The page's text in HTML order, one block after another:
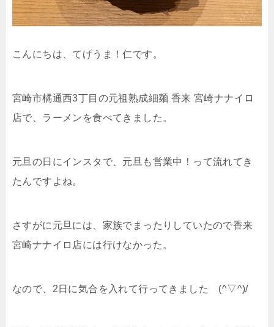
こんにちは、てげうま！仁です。
宮崎市橘通西3丁目の元祖熟成細麺 香来 宮崎ナナイロ
店で、ラーメンを食べてきました。
元旦の日にインスタで、元旦も営業中！って流れてき
たんですよね。
さすがに元旦には、家族でまったりしていたので香来
宮崎ナナイロ店には行けなかった。
なので、2日に気合を入れて行ってきました (^▽^)/